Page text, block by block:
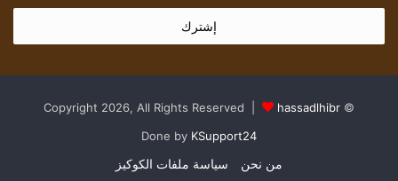
الإلكتروني
© Copyright 2026, All Rights Reserved |
hassadlhibr
Done by KSupport24
من نحن سياسة ملفات الكوكيز